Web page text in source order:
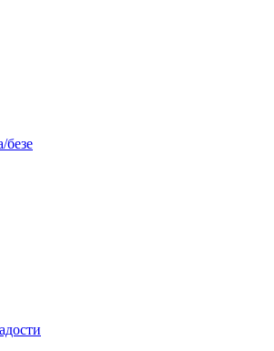
безе